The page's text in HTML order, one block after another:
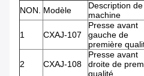
NON. Modèle
Description de
machine
1 CXAJ-107
Presse avant
gauche de
première
2 CXAJ-108
Presse avant
droite de
qualité